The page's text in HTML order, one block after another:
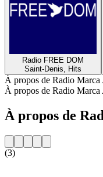
Radio FREE DOM
Saint-Denis, Hits
À propos de Radio Marca
À propos de Radio Marca
À propos de
(3)